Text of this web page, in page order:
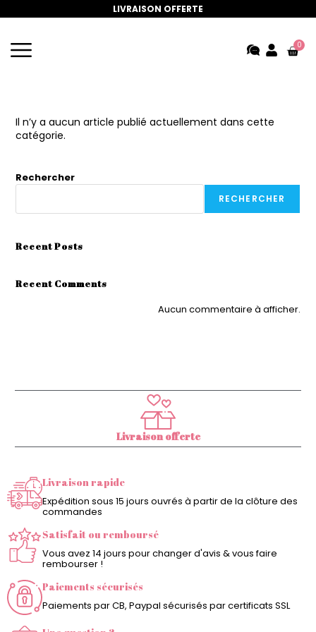
LIVRAISON OFFERTE
0
Il n’y a aucun article publié actuellement dans cette
catégorie.
Rechercher
RECHERCHER
Recent Posts
Recent Comments
Aucun commentaire à afficher.
Livraison offerte
Livraison rapide
Expédition sous 15 jours ouvrés à partir de la clôture des
commandes
Satisfait ou remboursé
Vous avez 14 jours pour changer d'avis & vous faire
rembourser !
Paiements sécurisés
Paiements par CB, Paypal sécurisés par certificats SSL